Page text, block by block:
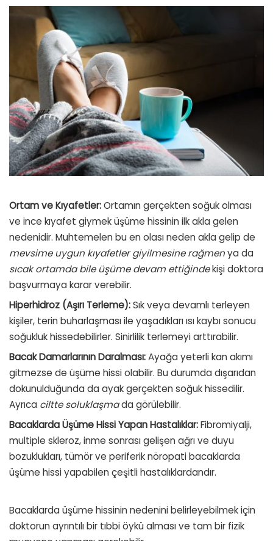
Ortam ve Kıyafetler:Ortamın gerçekten soğuk olması
ve ince kıyafet giymek üşüme hissinin ilk akla gelen
nedenidir. Muhtemelen bu en olası neden akla gelip de
mevsime uygun kıyafetler giyilmesine rağmenya da
sıcak ortamda bile üşüme devam ettiğindekişi doktora
başvurmaya karar verebilir.
Hiperhidroz (Aşırı Terleme):Sık veya devamlı terleyen
kişiler, terin buharlaşması ile yaşadıkları ısı kaybı sonucu
soğukluk hissedebilirler. Sinirlilik terlemeyi arttırabilir.
Bacak Damarlarının Daralması:Ayağa yeterli kan akımı
gitmezse de üşüme hissi olabilir. Bu durumda dışarıdan
dokunulduğunda da ayak gerçekten soğuk hissedilir.
Ayrıca ciltte soluklaşmada görülebilir.
Bacaklarda Üşüme Hissi Yapan Hastalıklar:Fibromiyalji,
multiple skleroz, inme sonrası gelişen ağrıve duyu
bozuklukları, tümör ve periferik nöropati bacaklarda
üşüme hissi yapabilen çeşitli hastalıklardandır.
Bacaklarda üşüme hissinin nedenini belirleyebilmek için
doktorun ayrıntılı bir tıbbi öykü alması ve tam bir fizik